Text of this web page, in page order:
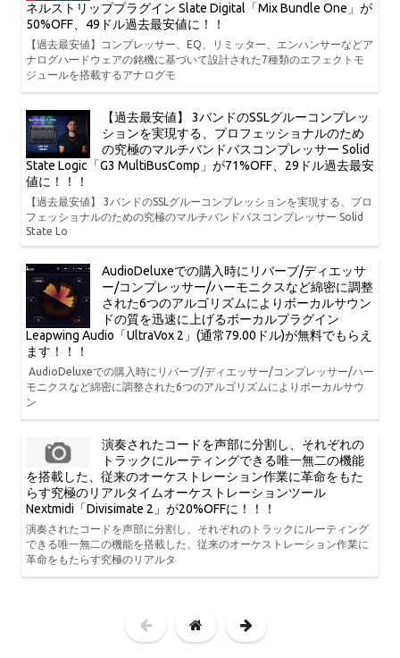
ネルストリッププラグイン Slate Digital「Mix Bundle One」が
50%OFF、49ドル過去最安値に！！
【過去最安値】コンプレッサー、EQ、リミッター、エンハンサーなどア
ナログハードウェアの銘機に基づいて設計された7種類のエフェクトモ
ジュールを搭載するアナログモ
【過去最安値】 3バンドのSSLグルーコンプレッ
ションを実現する、プロフェッショナルのため
の究極のマルチバンドバスコンプレッサー Solid
State Logic「G3 MultiBusComp」が71%OFF、29ドル過去最安
値に！！！
【過去最安値】 3バンドのSSLグルーコンプレッションを実現する、プロ
フェッショナルのための究極のマルチバンドバスコンプレッサー Solid
State Lo
AudioDeluxeでの購入時にリバーブ/ディエッサ
ー/コンプレッサー/ハーモニクスなど綿密に調整
された6つのアルゴリズムによりボーカルサウン
ドの質を迅速に上げるボーカルプラグイン
Leapwing Audio「UltraVox 2」(通常79.00ドル)が無料でもらえ
ます！！！
AudioDeluxeでの購入時にリバーブ/ディエッサー/コンプレッサー/ハー
モニクスなど綿密に調整された6つのアルゴリズムによりボーカルサウ
ン
演奏されたコードを声部に分割し、それぞれの
トラックにルーティングできる唯一無二の機能
を搭載した、従来のオーケストレーション作業に革命をもた
らす究極のリアルタイムオーケストレーションツール
Nextmidi「Divisimate 2」が20%OFFに！！！
演奏されたコードを声部に分割し、それぞれのトラックにルーティング
できる唯一無二の機能を搭載した、従来のオーケストレーション作業に
革命をもたらす究極のリアルタ